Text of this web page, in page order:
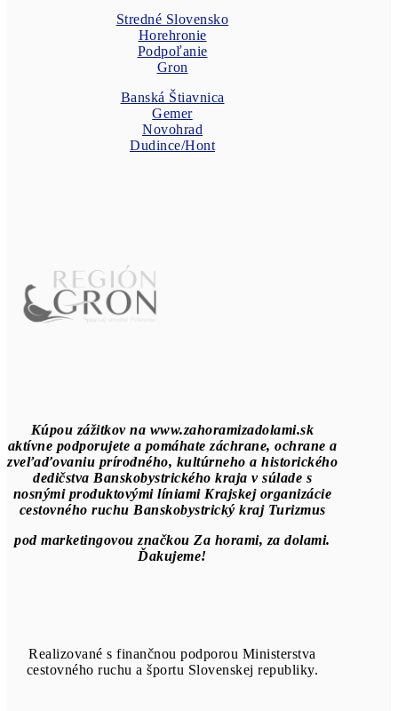
Stredné Slovensko
Horehronie
Podpoľanie
Gron
Banská Štiavnica
Gemer
Novohrad
Dudince/Hont
Kúpou zážitkov na www.zahoramizadolami.sk
aktívne podporujete a pomáhate záchrane, ochrane a
zveľaďovaniu prírodného, kultúrneho a historického
dedičstva Banskobystrického kraja v súlade s
nosnými produktovými líniami Krajskej organizácie
cestovného ruchu Banskobystrický kraj Turizmus
pod marketingovou značkou Za horami, za dolami.
Ďakujeme!
Realizované s finančnou podporou Ministerstva
cestovného ruchu a športu Slovenskej republiky.